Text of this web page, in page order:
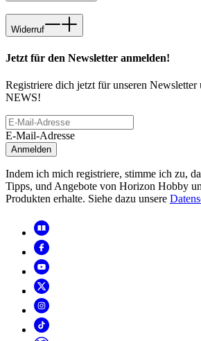
Widerruf
Jetzt für den Newsletter anmelden!
Registriere dich jetzt für unseren Newsletter
NEWS!
E-Mail-Adresse
Anmelden
Indem ich mich registriere, stimme ich zu,
Tipps, und Angebote von Horizon Hobby
Produkten erhalte. Siehe dazu unsere